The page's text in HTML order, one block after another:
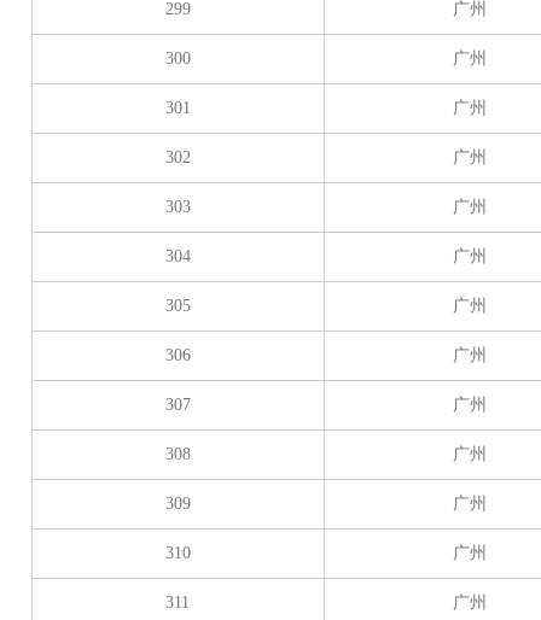
299 广州
300 广州
301 广州
302 广州
303 广州
304 广州
305 广州
306 广州
307 广州
308 广州
309 广州
310 广州
311 广州